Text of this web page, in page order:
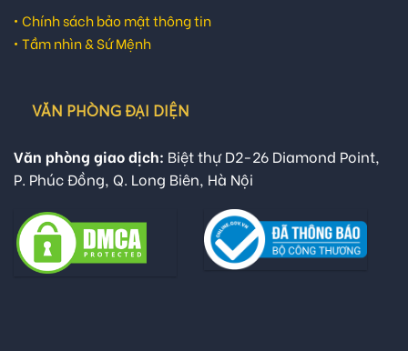
• Chính sách bảo mật thông tin
• Tầm nhìn & Sứ Mệnh
VĂN PHÒNG ĐẠI DIỆN
Văn phòng giao dịch: Biệt thự D2-26 Diamond Point,
P. Phúc Đồng, Q. Long Biên, Hà Nội